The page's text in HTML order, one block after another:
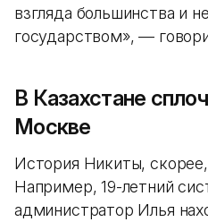
взгляда большинства и
государством», —
В Казахстане
Москве
История Никиты,
Например, 19-летний
администратор Илья